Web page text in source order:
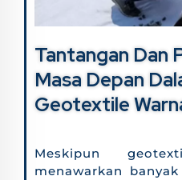
Tantangan Dan
Masa Depan
Geotextile
Meskipun
menawarkan